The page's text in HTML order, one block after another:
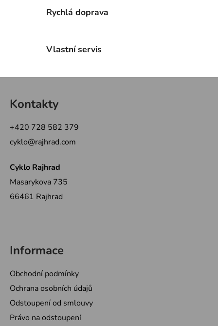
Rychlá doprava
Vlastní servis
Kontakty
+420 728 582 379
cyklo@rajhrad.com
Cyklo Rajhrad
Masarykova 735
66461 Rajhrad
Informace
Obchodní podmínky
Ochrana osobních údajů
Odstoupení od smlouvy
Právo na odstoupení